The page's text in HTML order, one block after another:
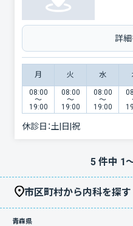
詳
月 火 水
08:00
〜
19:00
08:00
〜
19:00
08:00
〜
19:00
休診日：土|日|祝
5件中 1
市区町村から内科を探す
青森県